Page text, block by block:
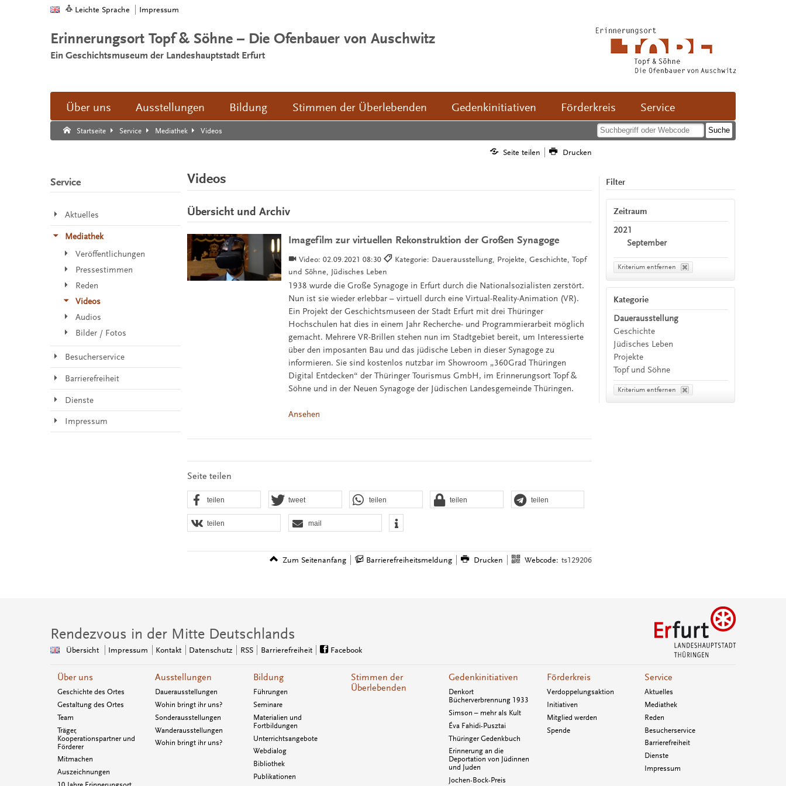
Leichte Sprache Impressum
Erinnerungsort Topf & Söhne – Die Ofenbauer von Auschwitz
Ein Geschichtsmuseum der Landeshauptstadt Erfurt
Über uns Ausstellungen Bildung Stimmen der Überlebenden Gedenkinitiativen Förderkreis Service
Startseite Service Mediathek Videos
Suche:
Suche Ende.
Seite teilen Drucken
Videos
Übersicht und Archiv
Imagefilm zur virtuellen Rekonstruktion der Großen Synagoge
Video:02.09.2021 08:30
Kategorie: Dauerausstellung, Projekte, Geschichte, Topf
und Söhne, Jüdisches Leben
1938 wurde die Große Synagoge in Erfurt durch die Nationalsozialisten zerstört.
Nun ist sie wieder erlebbar – virtuell durch eine Virtual-Reality-Animation (VR).
Ein Projekt der Geschichtsmuseen der Stadt Erfurt mit drei Thüringer
Hochschulen hat dies in einem Jahr Recherche- und Programmierarbeit möglich
gemacht. Mehrere VR-Brillen stehen nun im Stadtgebiet bereit, um Interessierte
über den imposanten Bau und das jüdische Leben in dieser Synagoge zu
informieren. Sie sind kostenlos nutzbar im Showroom „360Grad Thüringen
Digital Entdecken“ der Thüringer Tourismus GmbH, im Erinnerungsort Topf &
Söhne und in der Neuen Synagoge der Jüdischen Landesgemeinde Thüringen.
Ansehen
Seite teilen
teilen tweet teilen teilen teilen
teilen mail
Zum Seitenanfang Barrierefreiheitsmeldung Drucken Webcode: ts129206
Filter
Zeitraum
2021
September
Kriterium entfernen
Kategorie
Dauerausstellung
Geschichte
Jüdisches Leben
Projekte
Topf und Söhne
Kriterium entfernen
Service
Aktuelles
Mediathek
Veröffentlichungen
Pressestimmen
Reden
Videos
Audios
Bilder / Fotos
Besucherservice
Barrierefreiheit
Dienste
Impressum
Rendezvous in der Mitte Deutschlands
Übersicht Impressum Kontakt Datenschutz RSS Barrierefreiheit Facebook
Über uns
Geschichte des Ortes
Gestaltung des Ortes
Team
Träger,
Kooperationspartner und
Förderer
Mitmachen
Auszeichnungen
Ausstellungen
Dauerausstellungen
Wohin bringt ihr uns?
Sonderausstellungen
Wanderausstellungen
Wohin bringt ihr uns?
Bildung
Führungen
Seminare
Materialien und
Fortbildungen
Unterrichtsangebote
Webdialog
Bibliothek
Publikationen
Stimmen der
Überlebenden
Gedenkinitiativen
Denkort
Bücherverbrennung 1933
Simson – mehr als Kult
Éva Fahidi-Pusztai
Thüringer Gedenkbuch
Erinnerung an die
Deportation von Jüdinnen
und Juden
Jochen-Bock-Preis
Förderkreis
Verdoppelungsaktion
Initiativen
Mitglied werden
Spende
Service
Aktuelles
Mediathek
Reden
Besucherservice
Barrierefreiheit
Dienste
Impressum